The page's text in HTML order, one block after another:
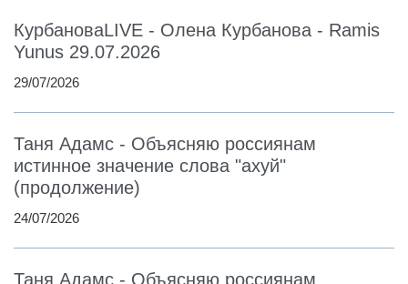
КурбановаLIVE - Олена Курбанова - Ramis
Yunus 29.07.2026
29/07/2026
Таня Адамс - Объясняю россиянам
истинное значение слова "ахуй"
(продолжение)
24/07/2026
Таня Адамс - Объясняю россиянам